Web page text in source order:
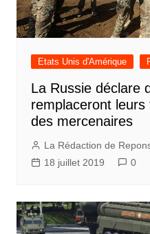
Etats Unis d'Amérique
La Russie déclare
remplaceront
des mercenaires
La Rédaction de
18 juillet 2019
0